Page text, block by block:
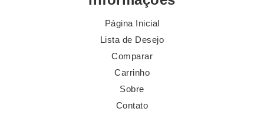
Página Inicial
Lista de Desejo
Comparar
Carrinho
Sobre
Contato